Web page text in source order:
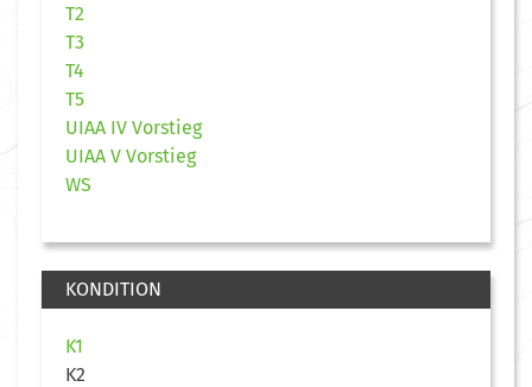
T2
T3
T4
T5
UIAA IV Vorstieg
UIAA V Vorstieg
WS
KONDITION
K1
K2